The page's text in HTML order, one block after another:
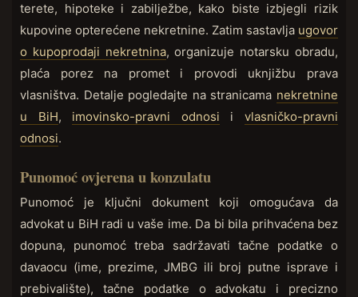
terete, hipoteke i zabilježbe, kako biste izbjegli rizik
kupovine opterećene nekretnine. Zatim sastavlja ugovor
o kupoprodaji nekretnina, organizuje notarsku obradu,
plaća porez na promet i provodi uknjižbu prava
vlasništva. Detalje pogledajte na stranicama nekretnine
u BiH, imovinsko-pravni odnosi ivlasničko-pravni
odnosi.
Punomoć ovjerena u konzulatu
Punomoć je ključni dokument koji omogućava da
advokat u BiH radi u vaše ime. Da bi bila prihvaćena bez
dopuna, punomoć treba sadržavati tačne podatke o
davaocu (ime, prezime, JMBG ili broj putne isprave i
prebivalište), tačne podatke o advokatu i precizno